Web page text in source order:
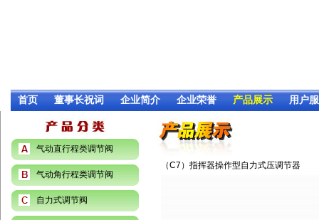
首页 董事长祝词 企业简介 企业荣誉 产品展示 用户
气动直行程类调节阀
气动角行程类调节阀
自力式调节阀
（C7）指挥器操作型自力式压调节器